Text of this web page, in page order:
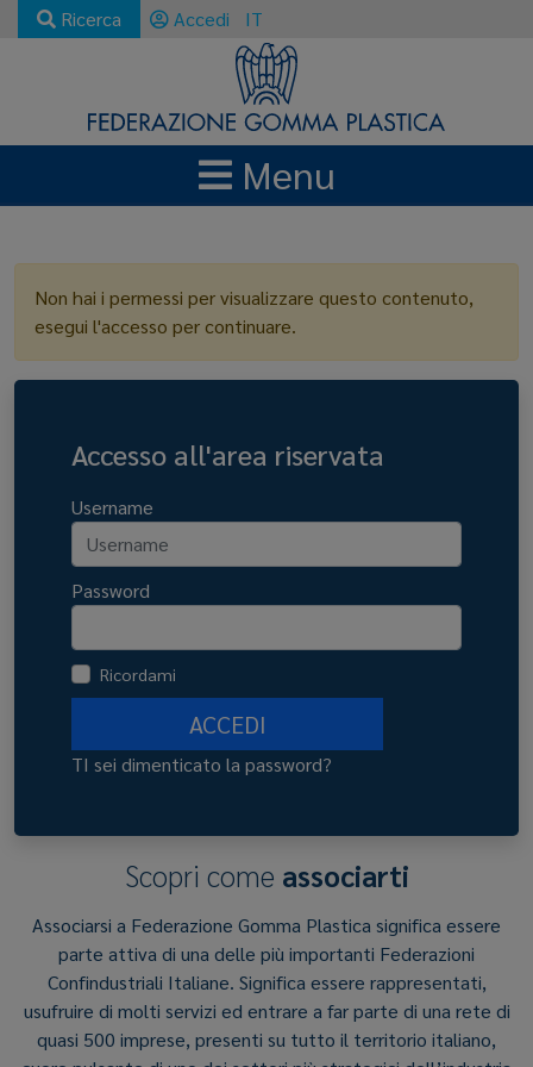
Ricerca Accedi IT
Menu
Non hai i permessi per visualizzare questo contenuto,
esegui l'accesso per continuare.
Accesso all'area riservata
Username
Password
Ricordami
ACCEDI
TI sei dimenticato la password?
Scopri come associarti
Associarsi a Federazione Gomma Plastica significa essere
parte attiva di una delle più importanti Federazioni
Confindustriali Italiane. Significa essere rappresentati,
usufruire di molti servizi ed entrare a far parte di una rete di
quasi 500 imprese, presenti su tutto il territorio italiano,